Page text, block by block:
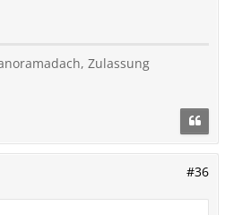
Zulassung
#36